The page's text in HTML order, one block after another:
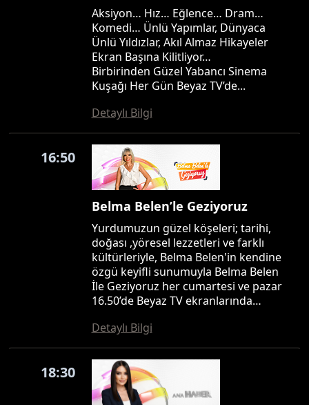
Aksiyon… Hız… Eğlence… Dram…
Komedi… Ünlü Yapımlar, Dünyaca
Ünlü Yıldızlar, Akıl Almaz Hikayeler
Ekran Başına Kilitliyor…
Birbirinden Güzel Yabancı Sinema
Kuşağı Her Gün Beyaz TV’de...
Detaylı Bilgi
16:50
Belma Belen’le Geziyoruz
Yurdumuzun güzel köşeleri; tarihi,
doğası ,yöresel lezzetleri ve farklı
kültürleriyle, Belma Belen'in kendine
özgü keyifli sunumuyla Belma Belen
İle Geziyoruz her cumartesi ve pazar
16.50’de Beyaz TV ekranlarında…
Detaylı Bilgi
18:30